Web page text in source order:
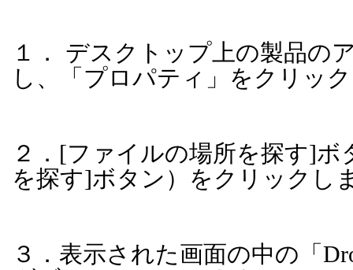
１． デスクトップ上の製品の
し、「プロパティ」をクリッ
２． [ファイルの場所を探す]ボ
を探す]ボタン）をクリックし
３．表示された画面の中の「